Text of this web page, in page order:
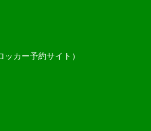
カー予約サイト）